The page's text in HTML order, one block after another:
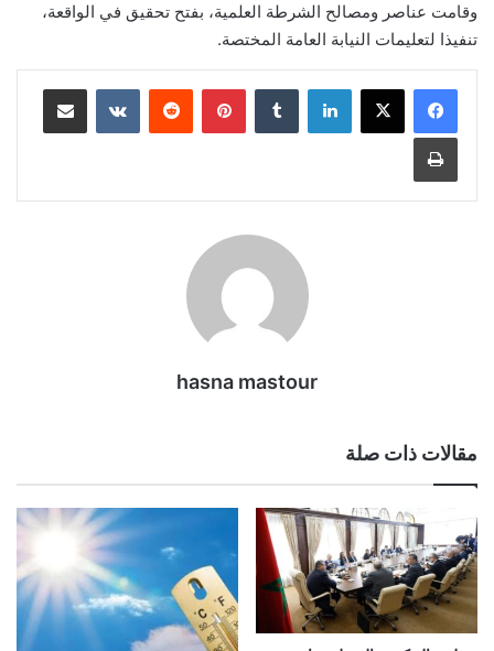
وقامت عناصر ومصالح الشرطة العلمية، بفتح تحقيق في الواقعة،
تنفيذا لتعليمات النيابة العامة المختصة.
لينكدإن بينتيريست مشاركة عبر البريد
طباعة
hasna mastour
مقالات ذات صلة